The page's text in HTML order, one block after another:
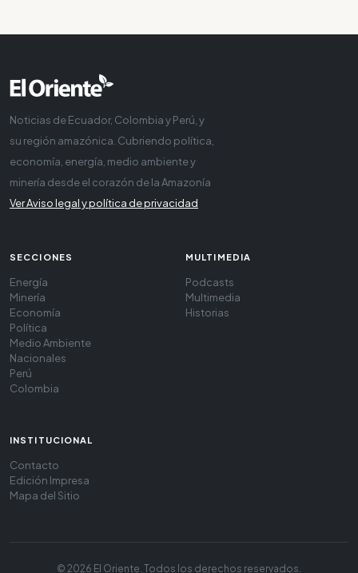
Noticias de Ecuador, Colombia y Perú, y
su región amazónica. Cubriendo política,
economía, energía, medio ambiente y
minería desde el corazón de la Amazonía
Ver Aviso legal y política de privacidad
SECCIONES
Energía
Minería
Economía
Política
Medio Ambiente
Nacionales
Perú
Colombia
MULTIMEDIA
Podcasts
Multimedia
Historias
INSTITUCIONAL
Contacto
Edición Impresa
Mapa del Sitio
© 2026 El Oriente. Todos los derechos reservados.